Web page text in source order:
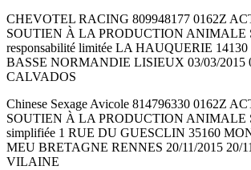
CHEVOTEL RACING 809948177 0162Z
SOUTIEN À LA PRODUCTION ANIMALE
responsabilité limitée LA HAUQUERIE
BASSE NORMANDIE LISIEUX 03/03/2015
CALVADOS
Chinese Sexage Avicole 814796330 0162Z
SOUTIEN À LA PRODUCTION ANIMALE
simplifiée 1 RUE DU GUESCLIN 35160
MEU BRETAGNE RENNES 20/11/2015 20/
VILAINE